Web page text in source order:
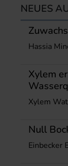
NEUES
Hassia
Xylem
Xylem
Null
Einbecker